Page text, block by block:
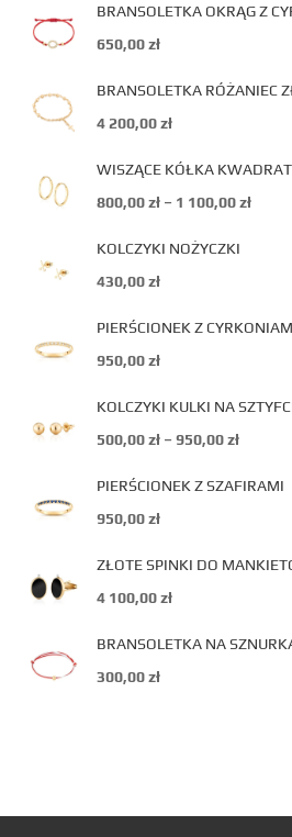
BRANSOLETKA OKRĄG Z
650,00zł
BRANSOLETKA RÓŻANIEC
4 200,00zł
WISZĄCE KÓŁKA
800,00zł – 1 100,00zł
KOLCZYKI NOŻYCZKI
430,00zł
PIERŚCIONEK Z
950,00zł
KOLCZYKI KULKI NA
500,00zł – 950,00zł
PIERŚCIONEK Z SZAFIRAMI
950,00zł
ZŁOTE SPINKI DO
4 100,00zł
BRANSOLETKA NA
300,00zł